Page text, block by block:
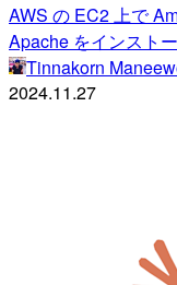
AWS の EC2 上で
Apache をインスト
Tinnakorn
2024.11.27